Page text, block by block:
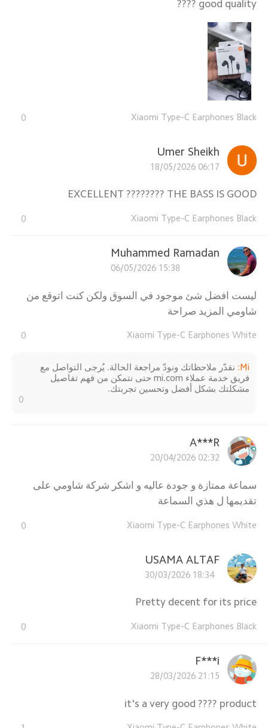
good quality ????
Xiaomi Type-C Earphones Black
0
Umer Sheikh
18/05/2026 06:17
EXCELLENT ???????? THE BASS IS GOOD
Xiaomi Type-C Earphones Black
0
Muhammed Ramadan
06/05/2026 15:38
ليست افضل شئ موجود في السوق ولكن كنت اتوقع من
شاومي المزيد صراحة
Xiaomi Type-C Earphones White
0
Mi
: نقدّر ملاحظاتك ونودّ مراجعة الحالة. يُرجى التواصل مع
فريق خدمة عملاء mi.com حتى نتمكن من فهم تفاصيل
مشكلتك بشكل أفضل وتحسين تجربتك.
0
A***R
20/04/2026 02:32
سماعة ممتازة و جودة عاليه و اشكر شركة شاومي على
تقديمها ل هذي السماعة
Xiaomi Type-C Earphones White
0
USAMA ALTAF
30/03/2026 18:34
Pretty decent for its price
Xiaomi Type-C Earphones Black
0
F***i
28/03/2026 21:15
it's a very good ???? product